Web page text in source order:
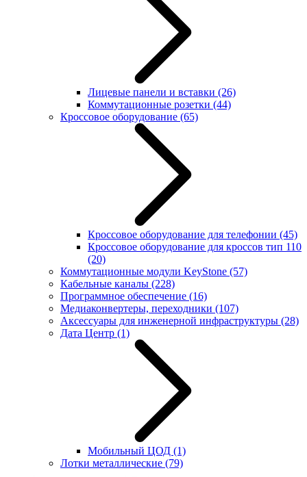
Лицевые панели и вставки (26)
Коммутационные розетки (44)
Кроссовое оборудование (65)
Кроссовое оборудование для телефонии (45)
Кроссовое оборудование для кроссов тип 110
(20)
Коммутационные модули KeyStone (57)
Кабельные каналы (228)
Программное обеспечение (16)
Медиаконвертеры, переходники (107)
Аксессуары для инженерной инфраструктуры (28)
Дата Центр (1)
Мобильный ЦОД (1)
Лотки металлические (79)